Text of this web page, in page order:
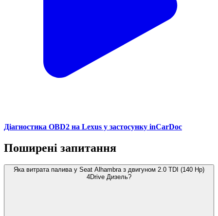
Діагностика OBD2 на Lexus у застосунку inCarDoc
Поширені запитання
Яка витрата палива у Seat Alhambra з двигуном 2.0 TDI (140 Hp)
4Drive Дизель?